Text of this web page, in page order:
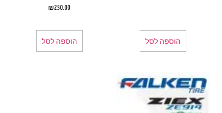
הוספה לסל
₪250.00
הוספה לסל